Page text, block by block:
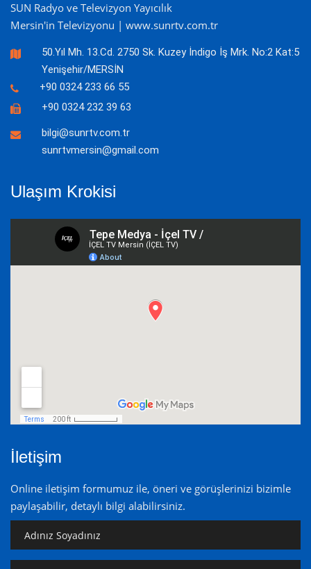
SUN Radyo ve Televizyon Yayıcılık
Mersin'in Televizyonu | www.sunrtv.com.tr
50.Yıl Mh. 13.Cd. 2750 Sk. Kuzey İndigo İş Mrk. No:2 Kat:5
Yenişehir/MERSİN
+90 0324 233 66 55
+90 0324 232 39 63
bilgi@sunrtv.com.tr
sunrtvmersin@gmail.com
Ulaşım Krokisi
İletişim
Online iletişim formumuz ile, öneri ve görüşlerinizi bizimle
paylaşabilir, detaylı bilgi alabilirsiniz.